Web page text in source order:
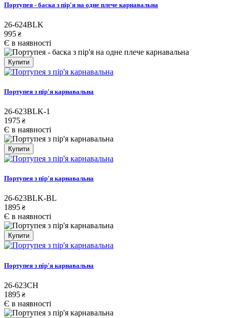
Портупея - баска з пір'я на одне плече карнавальна
26-624BLK
995 ₴
Є в наявності
Купити
Портупея з пір'я карнавальна
26-623BLK-1
1975 ₴
Є в наявності
Купити
Портупея з пір'я карнавальна
26-623BLK-BL
1895 ₴
Є в наявності
Купити
Портупея з пір'я карнавальна
26-623CH
1895 ₴
Є в наявності